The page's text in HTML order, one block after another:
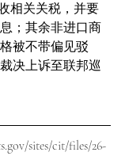
相关关税，并要
；其余非进口商
被不带偏见驳
决上诉至联邦巡
sites/cit/files/26-